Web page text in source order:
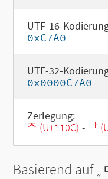
UTF-16-
0xC7A0
UTF-32-
0x0000C7A0
Zerlegung:
ᄌ (U+110C) - ᅡ
Basierend auf „